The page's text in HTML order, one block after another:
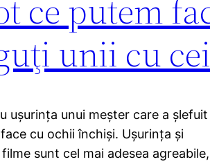
ce putem
unii cu
uşurinţa unui meşter care a şlefuit
cu ochii închişi. Uşurinţa şi
sunt cel mai adesea agreabile,